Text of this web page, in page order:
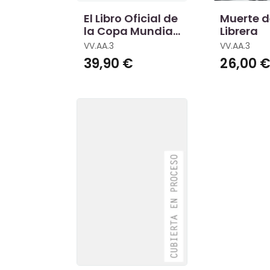
El Libro Oficial de
la Copa Mundial
de la Fifa
VV.AA.3
39,90 €
Muerte
Librera
VV.AA.3
26,00 €